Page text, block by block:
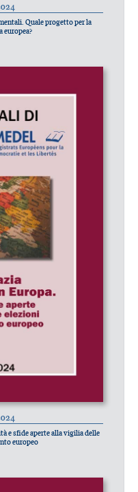
Quale progetto per la
europea?
e sfide aperte alla vigilia delle
europeo